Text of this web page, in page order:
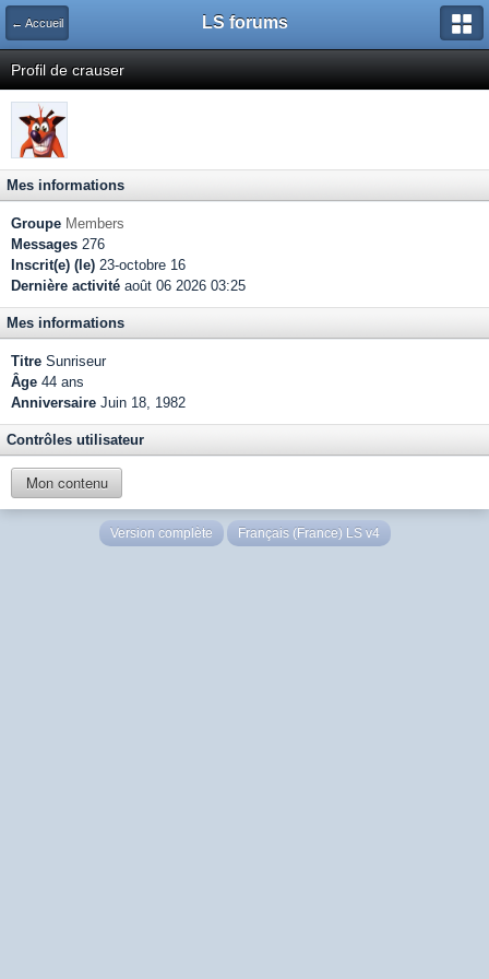
← Accueil LS forums
Profil de crauser
Mes informations
Groupe Members
Messages 276
Inscrit(e) (le) 23-octobre 16
Dernière activité août 06 2026 03:25
Mes informations
Titre Sunriseur
Âge 44 ans
Anniversaire Juin 18, 1982
Contrôles utilisateur
Mon contenu
Version complète Français (France) LS v4